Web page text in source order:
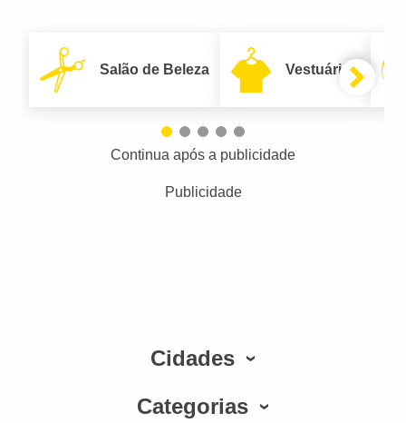
Salão de Beleza Vestuário
Continua após a publicidade
Publicidade
Cidades
Categorias